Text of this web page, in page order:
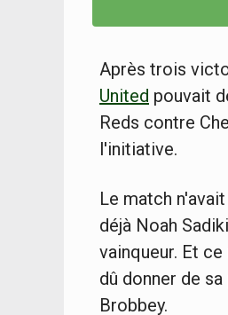
Après trois
United pouvait
Reds contre
l'initiative.
Le match
déjà Noah
vainqueur. Et
dû donner de
Brobbey.